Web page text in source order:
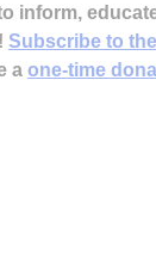
inform,
Subscribe to
a one-time